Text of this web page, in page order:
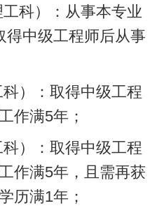
科）：从事本专业
得中级工程师后从事
）：取得中级工程
作满5年；
）：取得中级工程
作满5年，且需再获
历满1年；